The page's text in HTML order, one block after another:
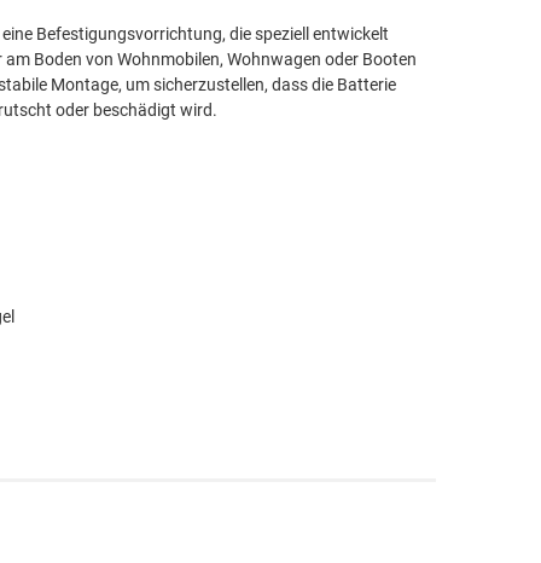
Befestigungsvorrichtung, die speziell entwickelt
Boden von Wohnmobilen, Wohnwagen oder Booten
Montage, um sicherzustellen, dass die Batterie
oder beschädigt wird.
Montagebügel